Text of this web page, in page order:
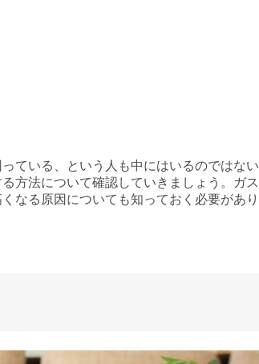
ている、という人も中にはいるのではない
方法について確認していきましょう。ガス
なる原因についても知っておく必要があり